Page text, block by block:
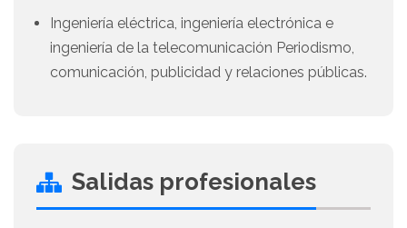
Ingeniería eléctrica, ingeniería electrónica e
ingeniería de la telecomunicación Periodismo,
comunicación, publicidad y relaciones públicas.
Salidas profesionales